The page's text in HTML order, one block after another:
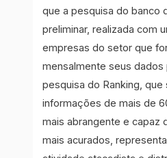
que a pesquisa do banco
preliminar, realizada com
empresas do setor que
mensalmente seus dados
pesquisa do Ranking, que
informações de mais de
mais abrangente e capaz
mais acurados,